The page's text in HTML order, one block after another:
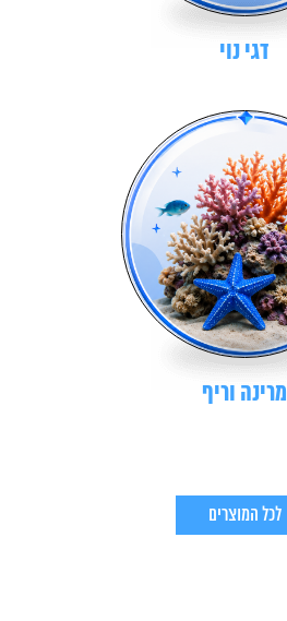
דגי נוי
מרינה וריף
לכל המוצרים